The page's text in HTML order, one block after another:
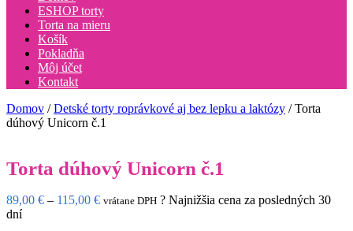
ESHOP torty
Torta na mieru
Košík
Pokladňa
Môj účet
Kontakt
Domov /Detské torty roprávkové aj bez lepku a laktózy / Torta
dúhový Unicorn č.1
Torta dúhový Unicorn č.1
89,00 € – 115,00 €Price
vrátane DPH ? Najnižšia cena za posledných 30
dní